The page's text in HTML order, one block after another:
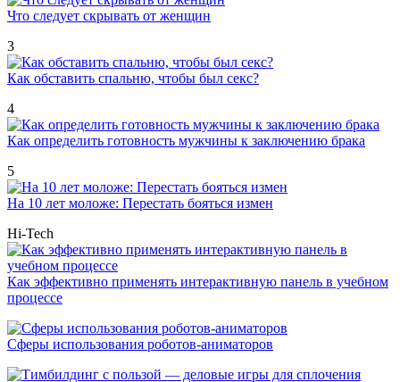
Что следует скрывать от женщин
3
Как обставить спальню, чтобы был секс?
4
Как определить готовность мужчины к заключению брака
5
На 10 лет моложе: Перестать бояться измен
Hi-Tech
Как эффективно применять интерактивную панель в учебном
процессе
Сферы использования роботов-аниматоров